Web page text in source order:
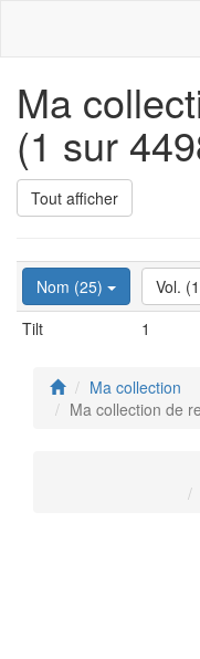
Ma
(1 sur
Tout afficher
Nom (25) Vol.
Tilt
1
Ma collection
Ma collection de